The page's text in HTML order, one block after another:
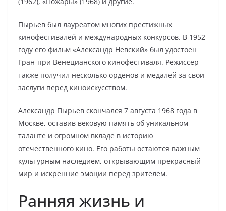
Пырьев был лауреатом многих престижных
кинофестивалей и международных конкурсов. В 1952
году его фильм «Александр Невский» был удостоен
Гран-при Венецианского кинофестиваля. Режиссер
также получил несколько орденов и медалей за свои
заслуги перед киноискусством.
Александр Пырьев скончался 7 августа 1968 года в
Москве, оставив вековую память об уникальном
таланте и огромном вкладе в историю
отечественного кино. Его работы остаются важным
культурным наследием, открывающим прекрасный
мир и искренние эмоции перед зрителем.
Ранняя жизнь и